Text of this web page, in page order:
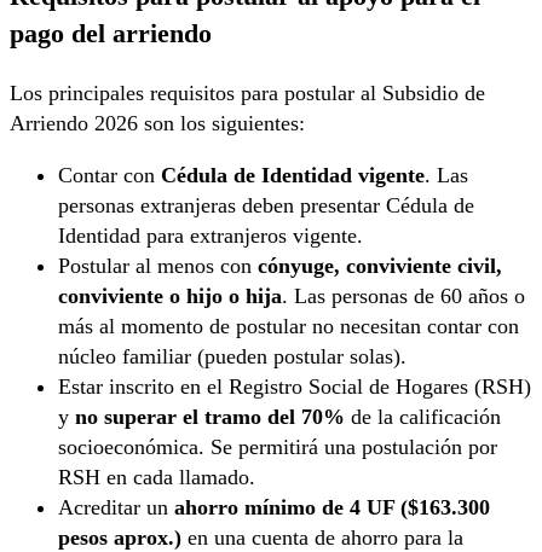
pago del arriendo
Los principales requisitos para postular al Subsidio de
Arriendo 2026 son los siguientes:
Contar con Cédula de Identidad vigente. Las
personas extranjeras deben presentar Cédula de
Identidad para extranjeros vigente.
Postular al menos con cónyuge, conviviente civil,
conviviente o hijo o hija. Las personas de 60 años o
más al momento de postular no necesitan contar con
núcleo familiar (pueden postular solas).
Estar inscrito en el Registro Social de Hogares (RSH)
y no superar el tramo del 70% de la calificación
socioeconómica. Se permitirá una postulación por
RSH en cada llamado.
Acreditar un ahorro mínimo de 4 UF ($163.300
pesos aprox.) en una cuenta de ahorro para la